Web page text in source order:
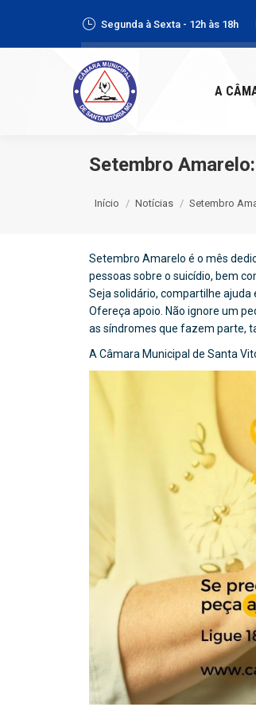
Segunda à Sexta - 12h às 18h
A
Setembro
Início Notícias Setembro
Setembro Amarelo é o mês
pessoas sobre o suicídio, bem
Seja solidário, compartilhe ajuda
Ofereça apoio. Não ignore um
as síndromes que fazem parte,
A Câmara Municipal de Santa
A